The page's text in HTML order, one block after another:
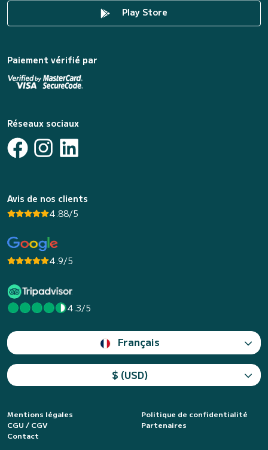
Play Store
Paiement vérifié par
Réseaux sociaux
Avis de nos clients
4.88/5
4.9/5
4.3/5
Français
$ (USD)
Mentions légales
Politique de confidentialité
CGU / CGV
Partenaires
Contact